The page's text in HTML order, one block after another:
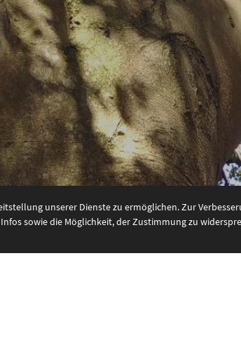
unserer Dienste zu ermöglichen. Zur
sowie die Möglichkeit, der Zustimmung zu